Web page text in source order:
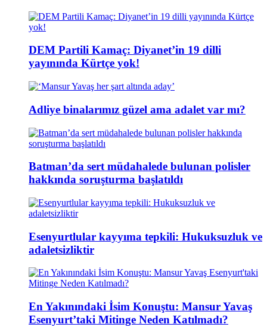
DEM Partili Kamaç: Diyanet’in 19 dilli
yayınında Kürtçe yok!
Adliye binalarımız güzel ama adalet var mı?
Batman’da sert müdahalede bulunan polisler
hakkında soruşturma başlatıldı
Esenyurtlular kayyıma tepkili: Hukuksuzluk ve
adaletsizliktir
En Yakınındaki İsim Konuştu: Mansur Yavaş
Esenyurt’taki Mitinge Neden Katılmadı?